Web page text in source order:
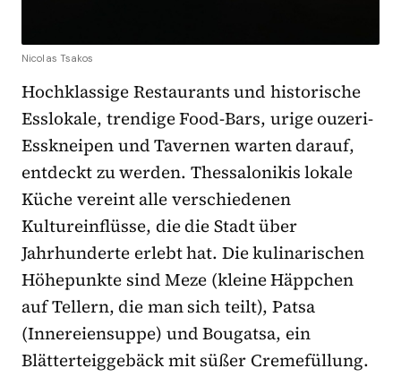
Nicolas Tsakos
Hochklassige Restaurants und historische
Esslokale, trendige Food-Bars, urige ouzeri-
Esskneipen und Tavernen warten darauf,
entdeckt zu werden. Thessalonikis lokale
Küche vereint alle verschiedenen
Kultureinflüsse, die die Stadt über
Jahrhunderte erlebt hat. Die kulinarischen
Höhepunkte sind Meze (kleine Häppchen
auf Tellern, die man sich teilt), Patsa
(Innereiensuppe) und Bougatsa, ein
Blätterteiggebäck mit süßer Cremefüllung.